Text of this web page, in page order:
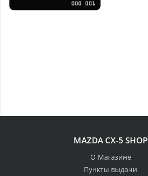
MAZDA CX-5 SHOP
О Магазине
Пункты выдачи